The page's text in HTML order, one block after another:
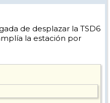
de desplazar la TSD6
la estación por